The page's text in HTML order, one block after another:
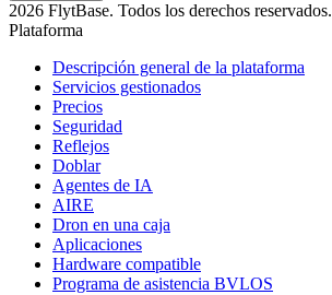
2026 FlytBase. Todos los derechos reservados.
Plataforma
Descripción general de la plataforma
Servicios gestionados
Precios
Seguridad
Reflejos
Doblar
Agentes de IA
AIRE
Dron en una caja
Aplicaciones
Hardware compatible
Programa de asistencia BVLOS